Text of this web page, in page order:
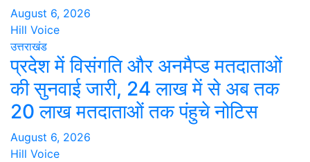
August 6, 2026
Hill Voice
उत्तराखंड
प्रदेश में विसंगति और अनमैप्ड मतदाताओं
की सुनवाई जारी, 24 लाख में से अब तक
20 लाख मतदाताओं तक पंहुचे नोटिस
August 6, 2026
Hill Voice